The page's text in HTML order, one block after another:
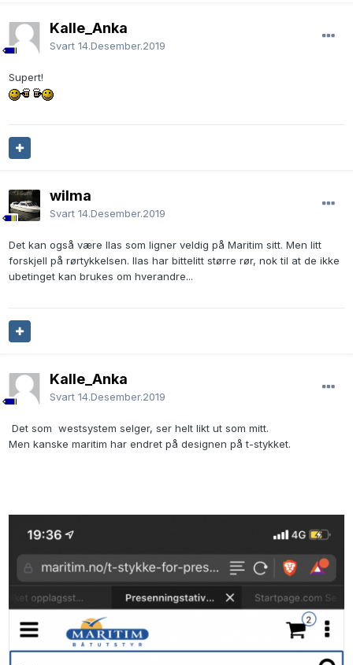
Kalle_Anka
Svart 14.Desember.2019
Supert!
wilma
Svart 14.Desember.2019
Det kan også være Ilas som ligner veldig på Maritim sitt. Men litt
forskjell på rørtykkelsen. Ilas har bittelitt større rør, nok til at de ikke
ubetinget kan brukes om hverandre...
Kalle_Anka
Svart 14.Desember.2019
Det som westsystem selger, ser helt likt ut som mitt.
Men kanske maritim har endret på designen på t-stykket.